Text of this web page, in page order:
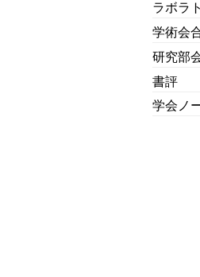
ラボラ
学術会
研究部
書評
学会ノ